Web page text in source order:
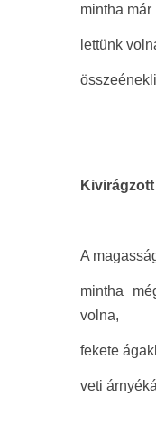
mintha
lettünk
A
mintha
volna,
fekete
veti